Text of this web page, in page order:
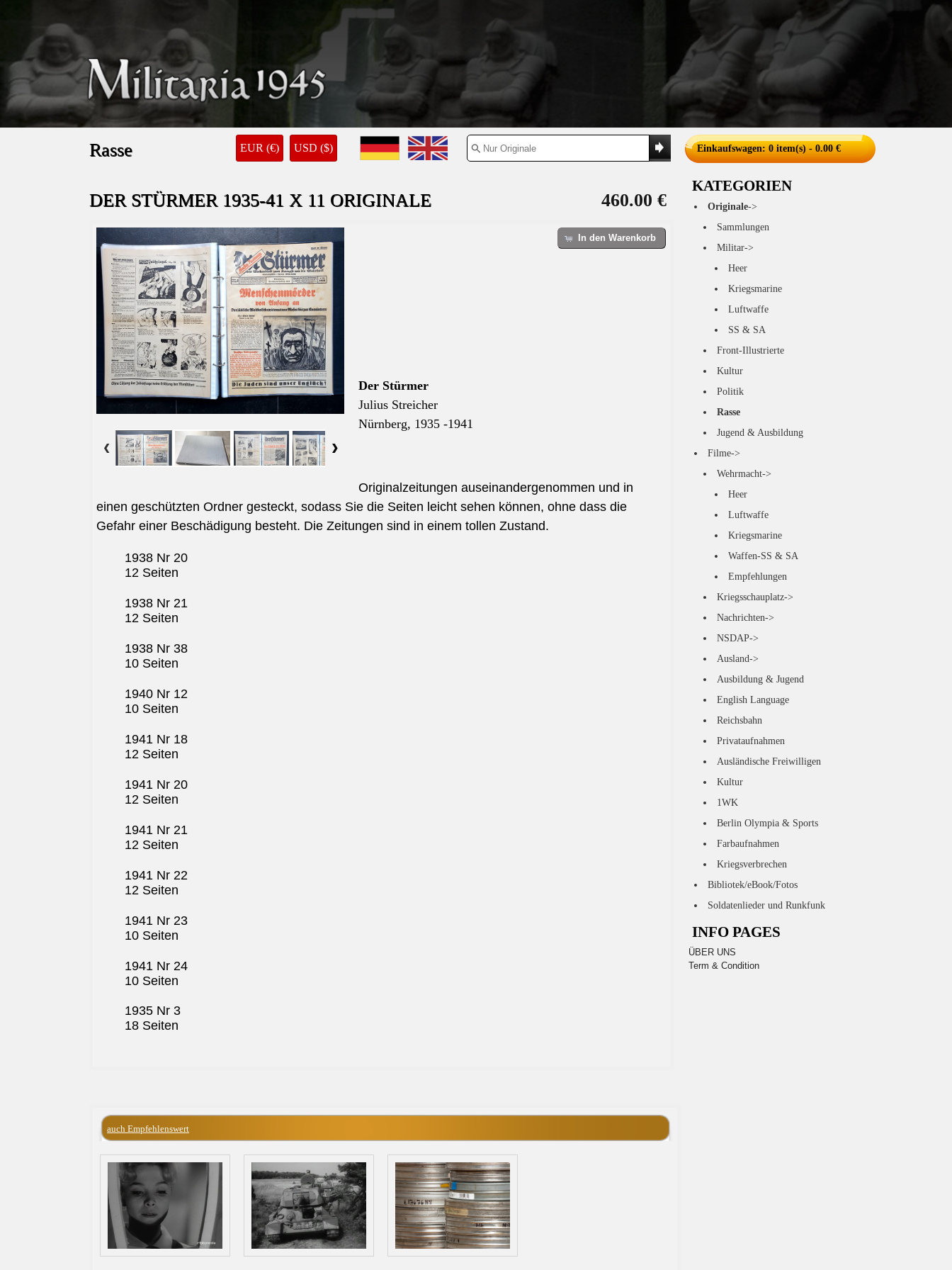
EUR (€) USD ($)
Rasse
460.00 €
DER STÜRMER 1935-41 X 11 ORIGINALE
In den Warenkorb
Der Stürmer
Julius Streicher
Nürnberg, 1935 -1941
Originalzeitungen auseinandergenommen und in
einen geschützten Ordner gesteckt, sodass Sie die Seiten leicht sehen können, ohne dass die
Gefahr einer Beschädigung besteht. Die Zeitungen sind in einem tollen Zustand.
1938 Nr 20
12 Seiten
1938 Nr 21
12 Seiten
1938 Nr 38
10 Seiten
1940 Nr 12
10 Seiten
1941 Nr 18
12 Seiten
1941 Nr 20
12 Seiten
1941 Nr 21
12 Seiten
1941 Nr 22
12 Seiten
1941 Nr 23
10 Seiten
1941 Nr 24
10 Seiten
1935 Nr 3
18 Seiten
auch Empfehlenswert
Einkaufswagen: 0 item(s) - 0.00 €
KATEGORIEN
Originale->
Sammlungen
Militar->
Heer
Kriegsmarine
Luftwaffe
SS & SA
Front-Illustrierte
Kultur
Politik
Rasse
Jugend & Ausbildung
Filme->
Wehrmacht->
Heer
Luftwaffe
Kriegsmarine
Waffen-SS & SA
Empfehlungen
Kriegsschauplatz->
Nachrichten->
NSDAP->
Ausland->
Ausbildung & Jugend
English Language
Reichsbahn
Privataufnahmen
Ausländische Freiwilligen
Kultur
1WK
Berlin Olympia & Sports
Farbaufnahmen
Kriegsverbrechen
Bibliotek/eBook/Fotos
Soldatenlieder und Runkfunk
INFO PAGES
ÜBER UNS
Term & Condition